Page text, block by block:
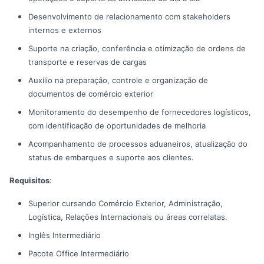
Desenvolvimento de relacionamento com stakeholders
internos e externos
Suporte na criação, conferência e otimização de ordens de
transporte e reservas de cargas
Auxílio na preparação, controle e organização de
documentos de comércio exterior
Monitoramento do desempenho de fornecedores logísticos,
com identificação de oportunidades de melhoria
Acompanhamento de processos aduaneiros, atualização do
status de embarques e suporte aos clientes.
Requisitos:
Superior cursando Comércio Exterior, Administração,
Logística, Relações Internacionais ou áreas correlatas.
Inglês Intermediário
Pacote Office Intermediário